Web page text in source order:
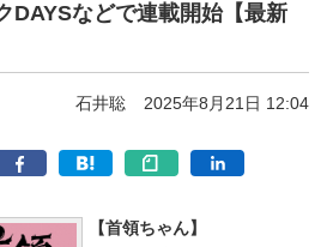
DAYSなどで連載開始【最新
石井聡 2025年8月21日 12:04
【首領ちゃん】